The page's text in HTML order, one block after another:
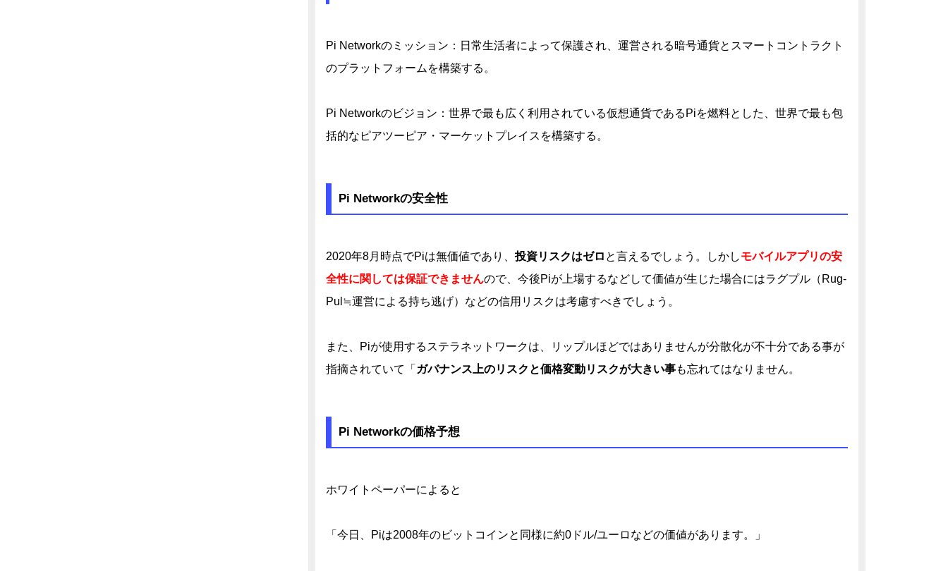
Pi Networkのミッション：日常生活者によって保護され、運営される暗号通貨とスマートコントラクト
のプラットフォームを構築する。
Pi Networkのビジョン：世界で最も広く利用されている仮想通貨であるPiを燃料とした、世界で最も包
括的なピアツーピア・マーケットプレイスを構築する。
Pi Networkの安全性
2020年8月時点でPiは無価値であり、投資リスクはゼロ と言えるでしょう。しかしモバイルアプリの安
全性に関しては保証できませんので、今後Piが上場するなどして価値が生じた場合にはラグプル（Rug-
Pul≒運営による持ち逃げ）などの信用リスクは考慮すべきでしょう。
また、Piが使用するステラネットワークは、リップルほどではありませんが分散化が不十分である事が
指摘されていて「ガバナンス上のリスクと価格変動リスクが大きい事も忘れてはなりません。
Pi Networkの価格予想
ホワイトペーパーによると
「今日、Piは2008年のビットコインと同様に約0ドル/ユーロなどの価値があります。」